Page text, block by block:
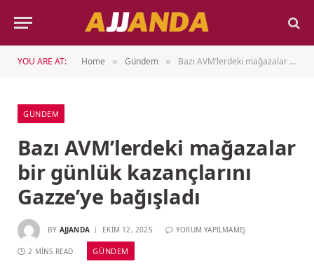
YOU ARE AT: Home » Gündem » Bazı AVM’lerdeki mağazalar bir günlük kazançlarını Gazze’ye bağışladı
GÜNDEM
Bazı AVM’lerdeki mağazalar
bir günlük kazançlarını
Gazze’ye bağışladı
BY AJJANDA EKIM 12, 2025 YORUM YAPILMAMIŞ
2 MINS READ GÜNDEM